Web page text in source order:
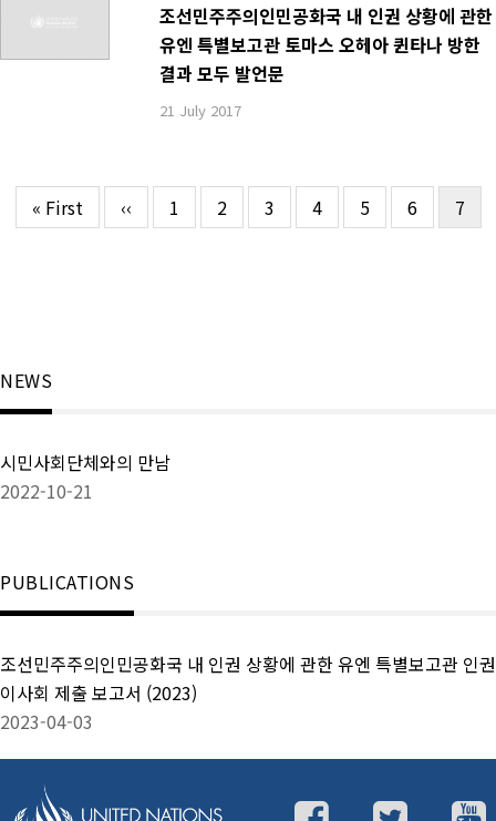
조선민주주의인민공화국 내 인권 상황에 관한
유엔 특별보고관 토마스 오헤아 퀸타나 방한
결과 모두 발언문
21 July 2017
First
page
« First
이
전
‹‹ Page
1 Page
2 Page
3 Page
4 Page
5 Page
6
현
재
7
NEWS
시민사회단체와의 만남
2022-10-21
PUBLICATIONS
조선민주주의인민공화국 내 인권 상황에 관한 유엔 특별보고관 인권
이사회 제출 보고서 (2023)
2023-04-03